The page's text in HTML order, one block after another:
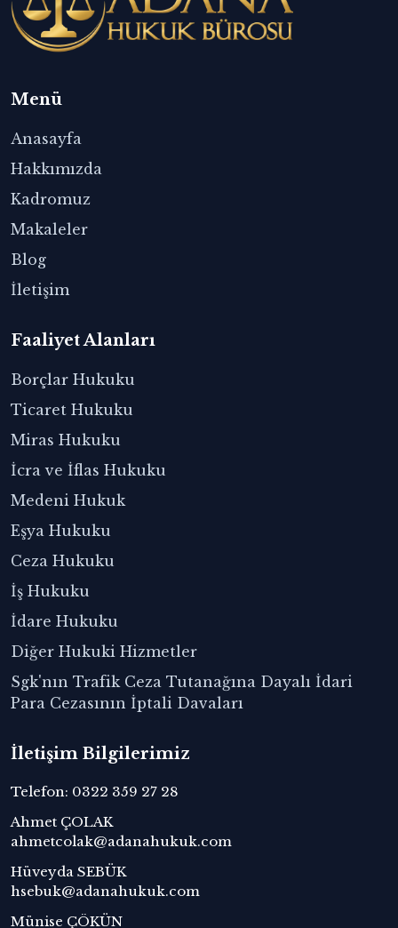
Menü
Anasayfa
Hakkımızda
Kadromuz
Makaleler
Blog
İletişim
Faaliyet Alanları
Borçlar Hukuku
Ticaret Hukuku
Miras Hukuku
İcra ve İflas Hukuku
Medeni Hukuk
Eşya Hukuku
Ceza Hukuku
İş Hukuku
İdare Hukuku
Diğer Hukuki Hizmetler
Sgk'nın Trafik Ceza Tutanağına Dayalı İdari
Para Cezasının İptali Davaları
İletişim Bilgilerimiz
Telefon: 0322 359 27 28
Ahmet ÇOLAK
ahmetcolak@adanahukuk.com
Hüveyda SEBÜK
hsebuk@adanahukuk.com
Münise ÇÖKÜN